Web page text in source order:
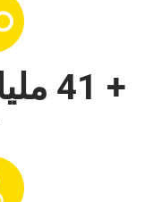
+ 41 مليار فرنك أفريقي